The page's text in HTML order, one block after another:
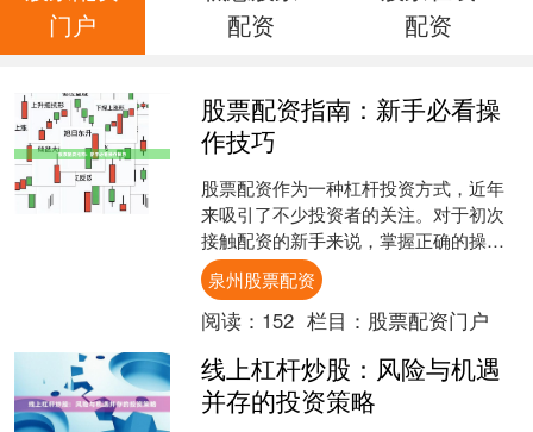
门户
配资
配资
股票配资指南：新手必看操
作技巧
股票配资作为一种杠杆投资方式，近年
来吸引了不少投资者的关注。对于初次
接触配资的新手来说，掌握正确的操作
技巧至关重要。本文将为您详细解析股
票配资的核心要点泉州股票....
泉州股票配资
阅读： 152 栏目： 股票配资门户
线上杠杆炒股：风险与机遇
并存的投资策略